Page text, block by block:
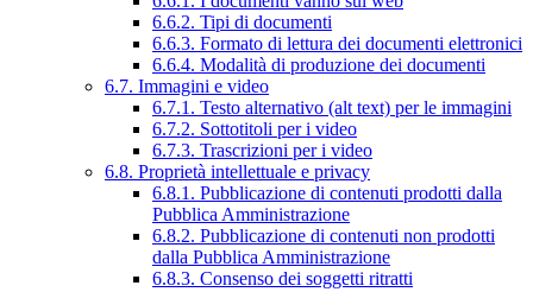
6.6.2. Tipi di documenti
6.6.3. Formato di lettura dei documenti elettronici
6.6.4. Modalità di produzione dei documenti
6.7. Immagini e video
6.7.1. Testo alternativo (alt text) per le immagini
6.7.2. Sottotitoli per i video
6.7.3. Trascrizioni per i video
6.8. Proprietà intellettuale e privacy
6.8.1. Pubblicazione di contenuti prodotti dalla
Pubblica Amministrazione
6.8.2. Pubblicazione di contenuti non prodotti
dalla Pubblica Amministrazione
6.8.3. Consenso dei soggetti ritratti